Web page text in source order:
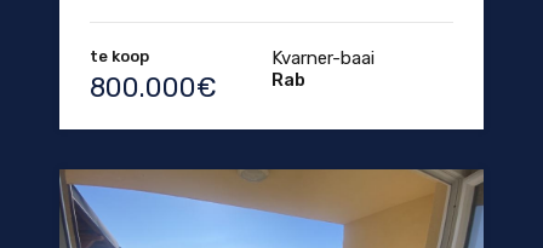
te koop
800.000€
Kvarner-baai
Rab